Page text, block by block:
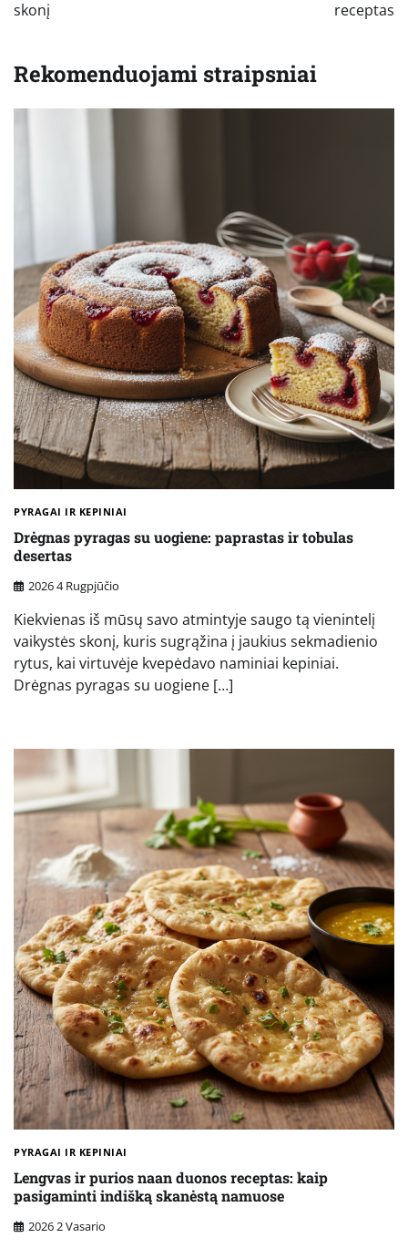
skonį receptas
Rekomenduojami straipsniai
PYRAGAI IR KEPINIAI
Drėgnas pyragas su uogiene: paprastas ir tobulas
desertas
2026 4 Rugpjūčio
Kiekvienas iš mūsų savo atmintyje saugo tą vienintelį
vaikystės skonį, kuris sugrąžina į jaukius sekmadienio
rytus, kai virtuvėje kvepėdavo naminiai kepiniai.
Drėgnas pyragas su uogiene […]
PYRAGAI IR KEPINIAI
Lengvas ir purios naan duonos receptas: kaip
pasigaminti indišką skanėstą namuose
2026 2 Vasario